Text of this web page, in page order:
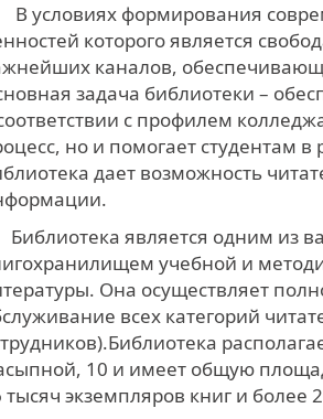
В условиях формирования
которого является
каналов,
задача библиотеки –
с профилем
но и помогает студентам
дает возможность
Библиотека является одним из
учебной и
Она осуществляет
всех категорий
10 и имеет общую
тысяч экземпляров книг и